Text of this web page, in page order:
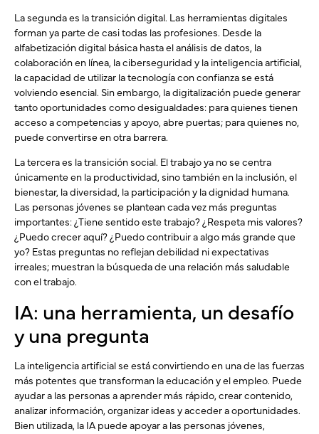
La segunda es la transición digital. Las herramientas digitales
forman ya parte de casi todas las profesiones. Desde la
alfabetización digital básica hasta el análisis de datos, la
colaboración en línea, la ciberseguridad y la inteligencia artificial,
la capacidad de utilizar la tecnología con confianza se está
volviendo esencial. Sin embargo, la digitalización puede generar
tanto oportunidades como desigualdades: para quienes tienen
acceso a competencias y apoyo, abre puertas; para quienes no,
puede convertirse en otra barrera.
La tercera es la transición social. El trabajo ya no se centra
únicamente en la productividad, sino también en la inclusión, el
bienestar, la diversidad, la participación y la dignidad humana.
Las personas jóvenes se plantean cada vez más preguntas
importantes: ¿Tiene sentido este trabajo? ¿Respeta mis valores?
¿Puedo crecer aquí? ¿Puedo contribuir a algo más grande que
yo? Estas preguntas no reflejan debilidad ni expectativas
irreales; muestran la búsqueda de una relación más saludable
con el trabajo.
IA: una herramienta, un desafío
y una pregunta
La inteligencia artificial se está convirtiendo en una de las fuerzas
más potentes que transforman la educación y el empleo. Puede
ayudar a las personas a aprender más rápido, crear contenido,
analizar información, organizar ideas y acceder a oportunidades.
Bien utilizada, la IA puede apoyar a las personas jóvenes,